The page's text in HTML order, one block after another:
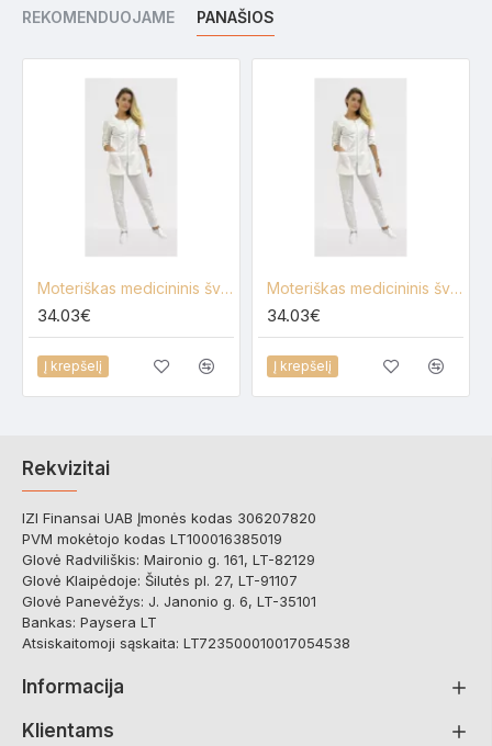
REKOMENDUOJAME PANAŠIOS
Moteriškas medicininis švarkelis Lija A-2-UZ-3/4
34.03€
Į krepšelį
Moteriškas medicininis švarkelis Lija A-2-UZ
34.03€
Į krepšelį
Rekvizitai
IZI Finansai UAB Įmonės kodas 306207820
PVM mokėtojo kodas LT100016385019
Glovė Radviliškis: Maironio g. 161, LT-82129
Glovė Klaipėdoje: Šilutės pl. 27, LT-91107
Glovė Panevėžys: J. Janonio g. 6, LT-35101
Bankas: Paysera LT
Atsiskaitomoji sąskaita: LT723500010017054538
Informacija
Klientams